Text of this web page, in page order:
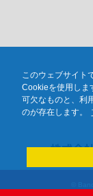
このウェブサイト
Cookieを使用しま
可欠なものと、利
のが存在します。
©